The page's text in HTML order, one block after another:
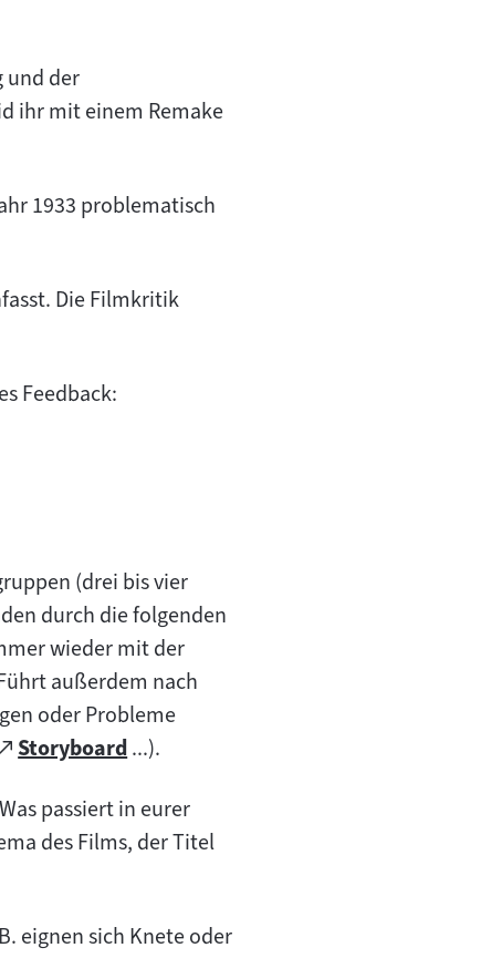
und der
ihr mit einem Remake
1933 problematisch
Die Filmkritik
Feedback:
(drei bis vier
durch die folgenden
wieder mit der
außerdem nach
oder Probleme
Zum
Inhalt:
Storyboard
(öffnet
im
neuen
...).
passiert in eurer
des Films, der Titel
eignen sich Knete oder